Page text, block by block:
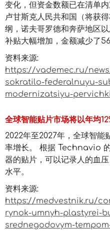
变化，但资金数额已在清单
卢甘斯克人民共和国（将获
纲，诺夫哥罗德和奔萨地区
补贴大幅增加，金额减少了56
资料来源:
https://vademec.ru/
sokratilo-federalnuyu-
modernizatsiyu-
全球智能贴片市场将以年均
2022年至2027年，全球智能
率增长。 根据 Technavio
器的贴片，可以记录人的血
水平。
资料来源:
https://medvestnik.ru/
rynok-umnyh-plastyrei-
srednegodovym-